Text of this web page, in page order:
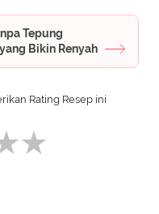
Tepung
Bikin Renyah
Rating Resep ini